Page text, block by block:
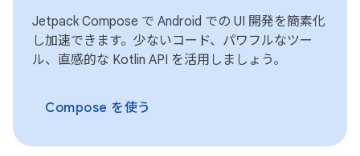
Jetpack Compose で Android での UI 開発を簡素化
し加速できます。少ないコード、パワフルなツー
ル、直感的な Kotlin API を活用しましょう。
Compose を使う